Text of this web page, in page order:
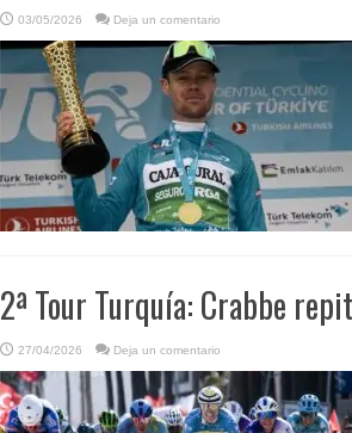
03/05/2026 Deja un comentario
2ª Tour Turquía: Crabbe
27/04/2026 Deja un comentario